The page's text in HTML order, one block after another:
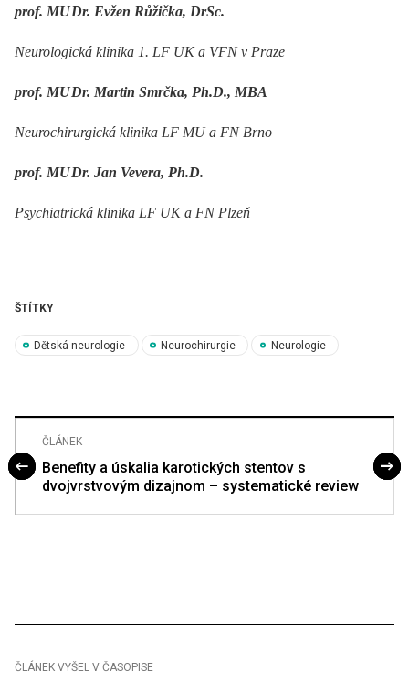
prof. MU Dr. Evžen Růžička, DrSc.
Neurologická klinika 1. LF UK a VFN v Praze
prof. MU Dr. Martin Smrčka, Ph.D., MBA
Neurochirurgická klinika LF MU a FN Brno
prof. MU Dr. Jan Vevera, Ph.D.
Psychiatrická klinika LF UK a FN Plzeň
ŠTÍTKY
Dětská neurologie Neurochirurgie Neurologie
ČLÁNEK
Benefity a úskalia karotických stentov s
dvojvrstvovým dizajnom – systematické review
ČLÁNEK VYŠEL V ČASOPISE